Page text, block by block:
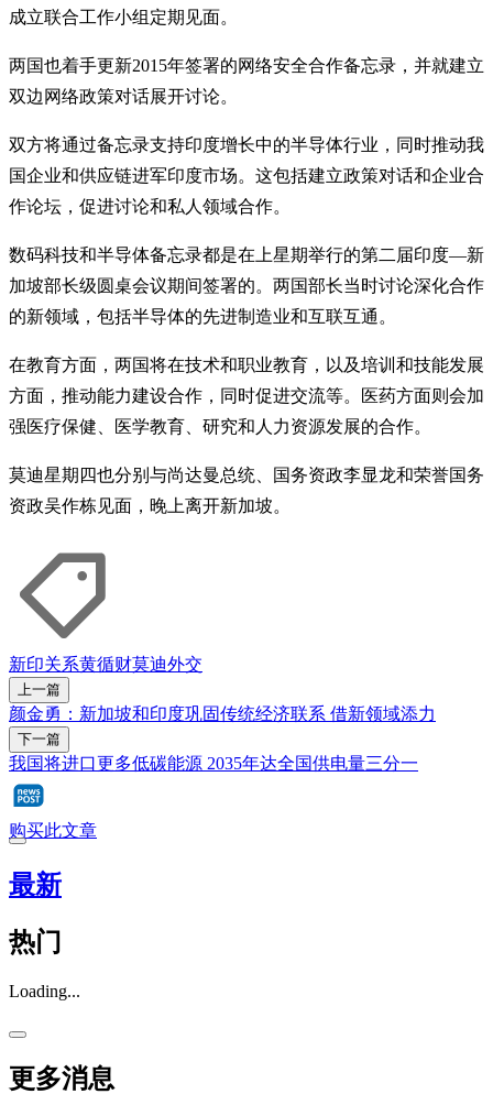
成立联合工作小组定期见面。
两国也着手更新2015年签署的网络安全合作备忘录，并就建立
双边网络政策对话展开讨论。
双方将通过备忘录支持印度增长中的半导体行业，同时推动我
国企业和供应链进军印度市场。这包括建立政策对话和企业合
作论坛，促进讨论和私人领域合作。
数码科技和半导体备忘录都是在上星期举行的第二届印度—新
加坡部长级圆桌会议期间签署的。两国部长当时讨论深化合作
的新领域，包括半导体的先进制造业和互联互通。
在教育方面，两国将在技术和职业教育，以及培训和技能发展
方面，推动能力建设合作，同时促进交流等。医药方面则会加
强医疗保健、医学教育、研究和人力资源发展的合作。
莫迪星期四也分别与尚达曼总统、国务资政李显龙和荣誉国务
资政吴作栋见面，晚上离开新加坡。
新印关系黄循财莫迪外交
上一篇
颜金勇：新加坡和印度巩固传统经济联系 借新领域添力
下一篇
我国将进口更多低碳能源 2035年达全国供电量三分一
购买此文章
最新
热门
Loading...
更多消息